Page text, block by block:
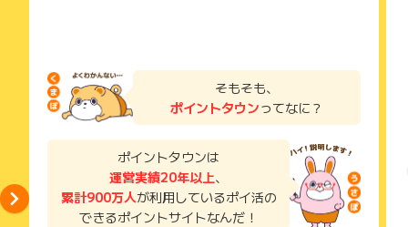
了などのメールは、ポイント獲得するまで必ず保管してくださ
獲得待ち・獲得失敗の状態でお問い合わせされる際に、該当の
メールを送っていただく場合がございます。
そのため、紛失・破棄された場合は対応いたしかねますので、
ご注意ください。
(※) SafariやChromeなどwebサイトを表示するアプリのこと
掲載中のプログラムの掲載終了日はあくまで予定となってお
り、急遽終了となる場合がございます。
広告に遷移しない場合は掲載が終了となっておりポイントが獲
得できませんので、ご注意くださいませ。
そもそも、
ポイントタウンってなに？
ポイントタウンは
運営実績20年以上、
累計900万人が利用しているポイ活の
できるポイントサイトなんだ！